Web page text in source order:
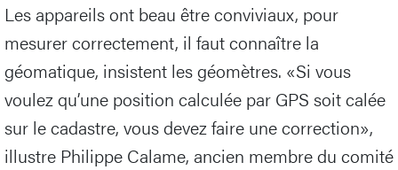
Les appareils ont beau être conviviaux, pour
mesurer correctement, il faut connaître la
géomatique, insistent les géomètres. «Si vous
voulez qu’une position calculée par GPS soit calée
sur le cadastre, vous devez faire une correction»,
illustre Philippe Calame, ancien membre du comité